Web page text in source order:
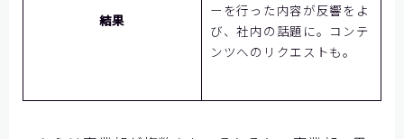
結果
ーを行った内容が反響をよ
び、社内の話題に。コンテ
ンツへのリクエストも。